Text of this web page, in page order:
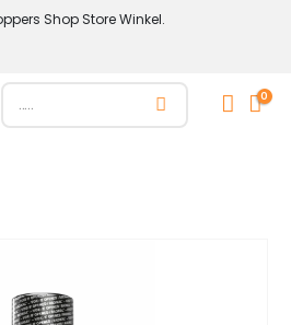
Shop Store Winkel.
0